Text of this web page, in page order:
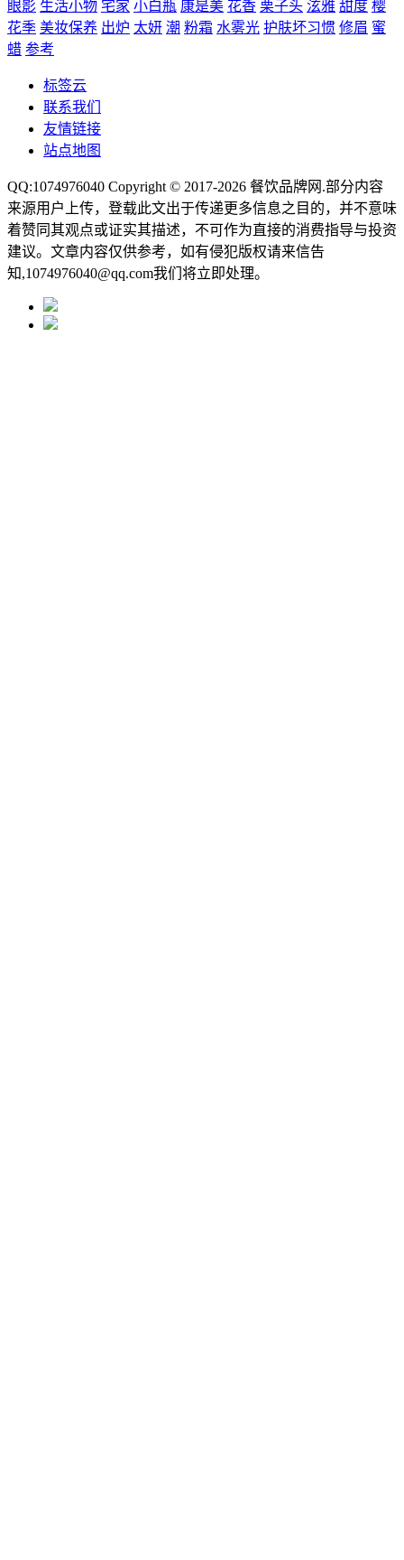
眼影 生活小物 宅家 小白瓶 康是美 花香 栗子头 泫雅 甜度 樱
花季 美妆保养 出炉 太妍 潮 粉霜 水雾光 护肤坏习惯 修眉 蜜
蜡 参考
标签云
联系我们
友情链接
站点地图
QQ:1074976040 Copyright © 2017-2026 餐饮品牌网 .部分内容
来源用户上传，登载此文出于传递更多信息之目的，并不意味
着赞同其观点或证实其描述，不可作为直接的消费指导与投资
建议。文章内容仅供参考，如有侵犯版权请来信告
知,1074976040@qq.com我们将立即处理。